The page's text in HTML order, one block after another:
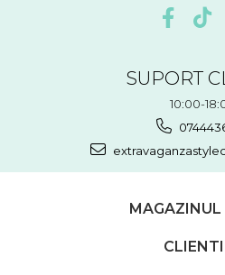
SUPORT
10:00-
MAGAZINUL
CLIENTI